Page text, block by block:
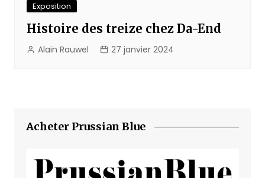
Exposition
Histoire des treize chez Da-End
Alain Rauwel 27 janvier 2024
Acheter Prussian Blue